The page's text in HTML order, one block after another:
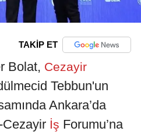
TAKİP ET
Bolat, Cezayir
Tebbun'un
Ankara’da
İş Forumu’na